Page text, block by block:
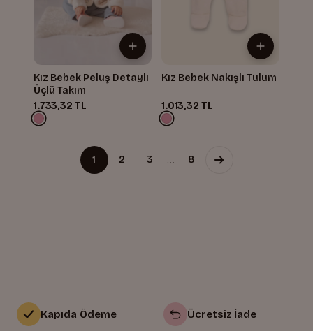
Kız Bebek Peluş Detaylı
Üçlü Takım
1.733,32 TL
Kız Bebek Nakışlı Tulum
1.013,32 TL
1 2 3 … 8
Kapıda Ödeme Ücretsiz İade